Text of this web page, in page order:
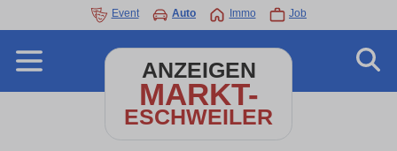
Event Auto Immo Job
ANZEIGEN
MARKT-
ESCHWEILER